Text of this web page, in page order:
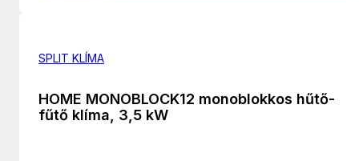
SPLIT KLÍMA
HOME MONOBLOCK12 monoblokkos hűtő-
fűtő klíma, 3,5 kW